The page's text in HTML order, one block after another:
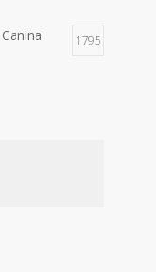
1795